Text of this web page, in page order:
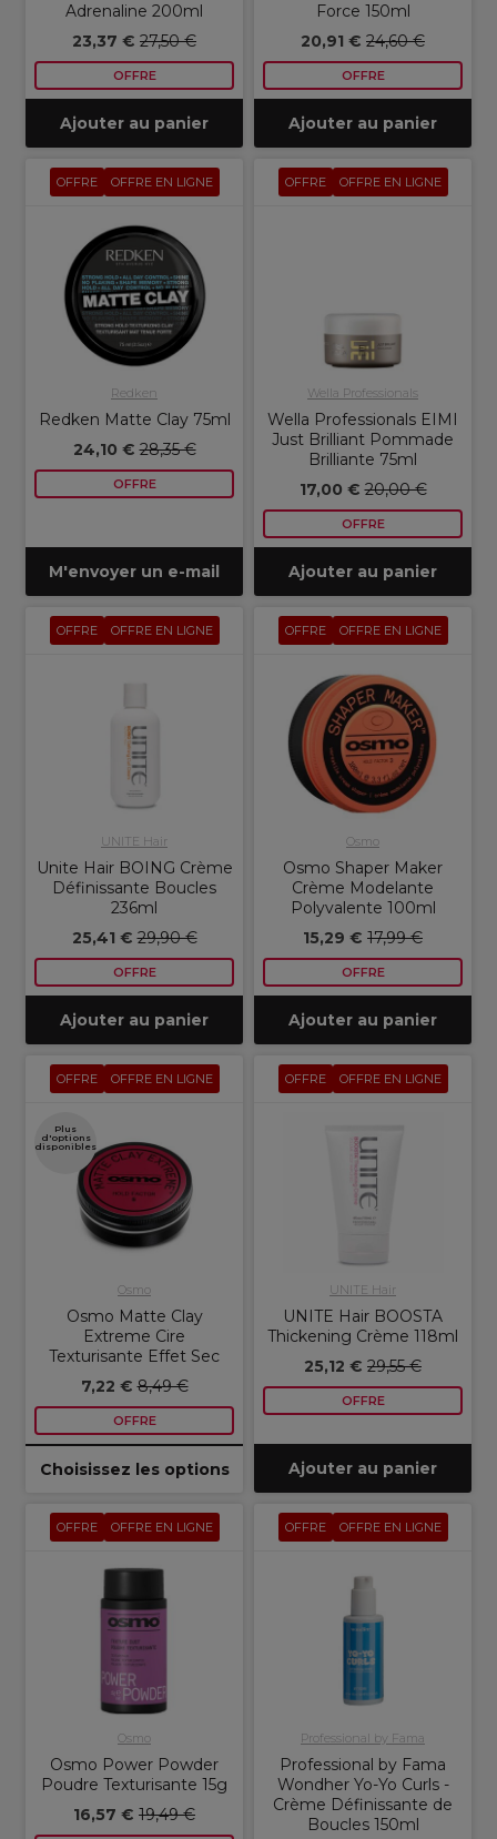
Adrenaline 200ml
23,37 € 27,50 €
OFFRE
Ajouter au panier
Force 150ml
20,91 € 24,60 €
OFFRE
Ajouter au panier
OFFRE OFFRE EN LIGNE
Redken
Redken Matte Clay 75ml
24,10 €28,35 €
OFFRE
M'envoyer un e-mail
OFFRE OFFRE EN LIGNE
Wella Professionals
Wella Professionals EIMI
Just Brilliant Pommade
Brilliante 75ml
17,00 €20,00 €
OFFRE
Ajouter au panier
OFFRE OFFRE EN LIGNE
UNITE Hair
Unite Hair BOING Crème
Définissante Boucles
236ml
25,41 €29,90 €
OFFRE
Ajouter au panier
OFFRE OFFRE EN LIGNE
Osmo
Osmo Shaper Maker
Crème Modelante
Polyvalente 100ml
15,29 € 17,99 €
OFFRE
Ajouter au panier
OFFRE OFFRE EN LIGNE
Plus
d'options
disponibles
Osmo
Osmo Matte Clay
Extreme Cire
Texturisante Effet Sec
7,22 €8,49 €
OFFRE
Choisissez les options
OFFRE OFFRE EN LIGNE
UNITE Hair
UNITE Hair BOOSTA
Thickening Crème 118ml
25,12 € 29,55 €
OFFRE
Ajouter au panier
OFFRE OFFRE EN LIGNE
Osmo
Osmo Power Powder
Poudre Texturisante 15g
16,57 € 19,49 €
OFFRE OFFRE EN LIGNE
Professional by Fama
Professional by Fama
Wondher Yo-Yo Curls -
Crème Définissante de
Boucles 150ml